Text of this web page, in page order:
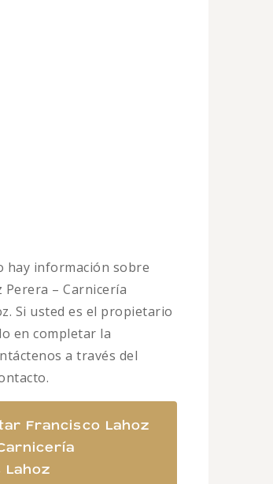
hay información sobre
Perera – Carnicería
Si usted es el propietario
en completar la
a través del
Francisco Lahoz
Lahoz